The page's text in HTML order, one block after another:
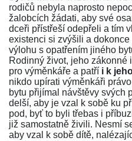
rodičů nebyla naprosto
žalobcích žádati, aby své
dceři přístřeší odepřeli a tím
existenci si zvýšili a
výlohu s opatřením jiného
Rodinný život, jeho zákonné
pro výměnkáře a patří i k
nikdo upírati výměnkáři
bytu přijímal návštěvy svých
delší, aby je vzal k sobě ku
pod, byť to byli třebas i
již samostatně živili. Nesmí
aby vzal k sobě dítě,